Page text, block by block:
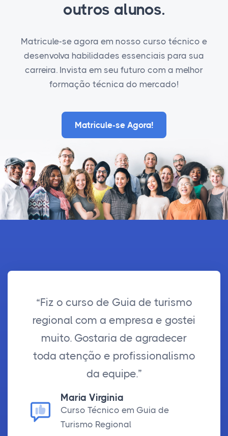
outros alunos.
Matricule-se agora em nosso curso técnico e
desenvolva habilidades essenciais para sua
carreira. Invista em seu futuro com a melhor
formação técnica do mercado!
Matricule-se Agora!
“Fiz o curso de Guia de turismo
regional com a empresa e gostei
muito. Gostaria de agradecer
toda atenção e profissionalismo
da equipe.”
Maria Virginia
Curso Técnico em Guia de
Turismo Regional